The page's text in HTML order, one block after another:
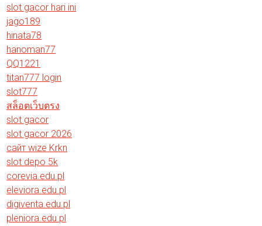
slot gacor hari ini
jago189
hinata78
hanoman77
QQ1221
titan777 login
slot777
สล็อตเว็บตรง
slot gacor
slot gacor 2026
сайт wize Krkn
slot depo 5k
corevia.edu.pl
eleviora.edu.pl
digiventa.edu.pl
pleniora.edu.pl